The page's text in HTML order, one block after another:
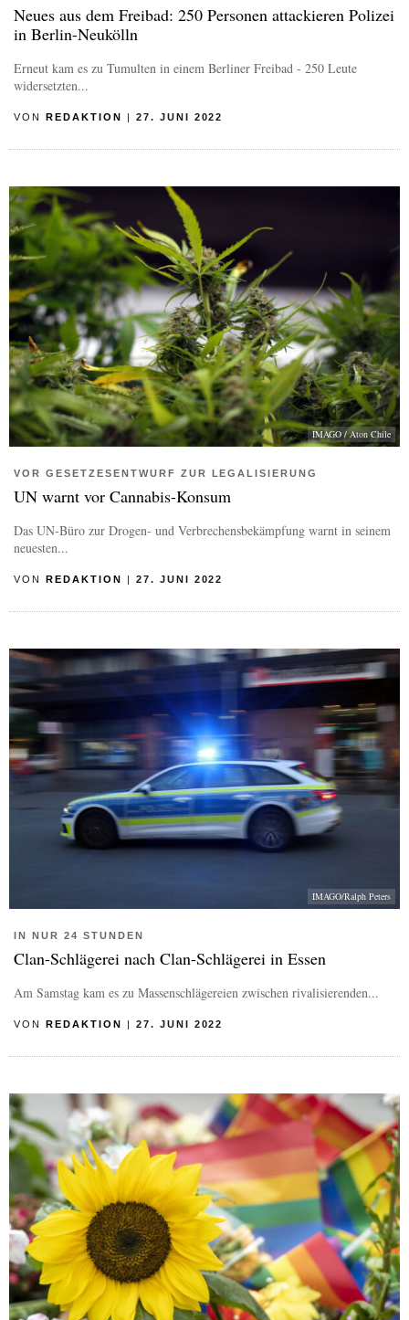
Neues aus dem Freibad: 250 Personen attackieren Polizei
in Berlin-Neukölln
Erneut kam es zu Tumulten in einem Berliner Freibad - 250 Leute
widersetzten...
VON REDAKTION | 27. JUNI 2022
IMAGO / Aton Chile
VOR GESETZESENTWURF ZUR LEGALISIERUNG
UN warnt vor Cannabis-Konsum
Das UN-Büro zur Drogen- und Verbrechensbekämpfung warnt in seinem
neuesten...
VON REDAKTION | 27. JUNI 2022
IMAGO/Ralph Peters
IN NUR 24 STUNDEN
Clan-Schlägerei nach Clan-Schlägerei in Essen
Am Samstag kam es zu Massenschlägereien zwischen rivalisierenden...
VON REDAKTION 27. JUNI 2022